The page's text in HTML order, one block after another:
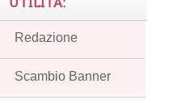
Redazione
Scambio Banner